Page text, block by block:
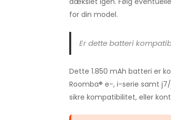
for din model.
Er dette batteri
Dette 1.850 mAh batteri er
Roomba® e-, i-serie samt
sikre kompatibilitet, eller